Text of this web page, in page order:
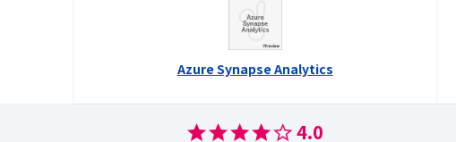
Azure Synapse Analytics
4.0